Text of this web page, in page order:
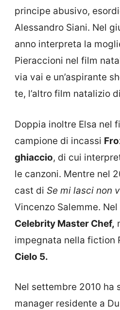
principe abusivo,
Alessandro Siani. Nel
anno interpreta la
Pieraccioni nel film
via vai e un’aspirante
te, l’altro film natalizio
Doppia inoltre Elsa nel
campione di incassi
ghiaccio, di cui
le canzoni. Mentre nel
cast di Se mi lasci non
Vincenzo Salemme.
Celebrity Master Chef,
impegnata nella fiction
Cielo 5.
Nel settembre 2010 ha
manager residente a